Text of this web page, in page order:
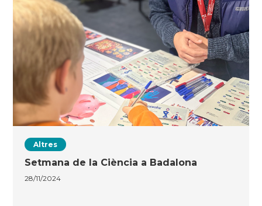
Altres
Setmana de la Ciència a Badalona
28/11/2024